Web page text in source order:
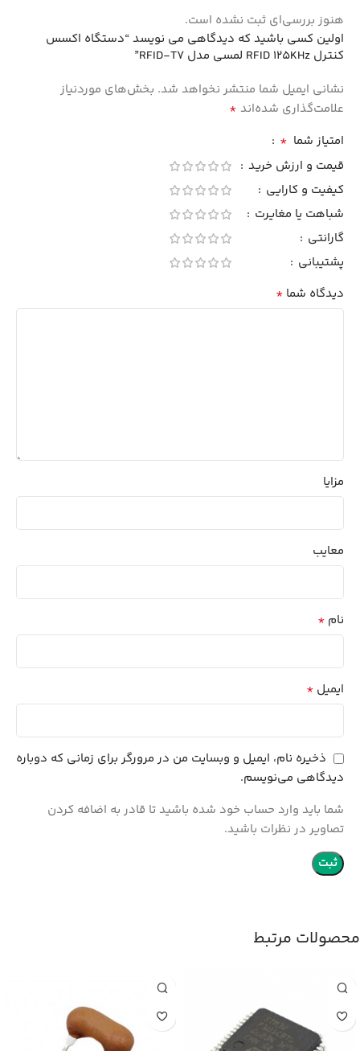
هنوز بررسی‌ای ثبت نشده است.
اولین کسی باشید که دیدگاهی می نویسد “دستگاه اکسس
کنترل RFID 125KHz لمسی مدل RFID-T7”
نشانی ایمیل شما منتشر نخواهد شد. بخش‌های موردنیاز
علامت‌گذاری شده‌اند *
امتیاز شما *
قیمت و ارزش خرید
کیفیت و کارایی
شباهت یا مغایرت
گارانتی
پشتیبانی
دیدگاه شما *
مزایا
معایب
نام *
ایمیل *
ذخیره نام، ایمیل و وبسایت من در مرورگر برای زمانی که دوباره
دیدگاهی می‌نویسم.
شما باید وارد حساب خود شده باشید تا قادر به اضافه کردن
تصاویر در نظرات باشید.
محصولات مرتبط